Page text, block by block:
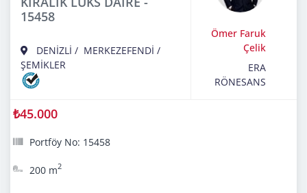
15458
DENİZLİ / MERKEZEFENDİ /
ŞEMİKLER
Ömer Faruk
Çelik
ERA
RÖNESANS
₺45.000
Portföy No: 15458
200 m2